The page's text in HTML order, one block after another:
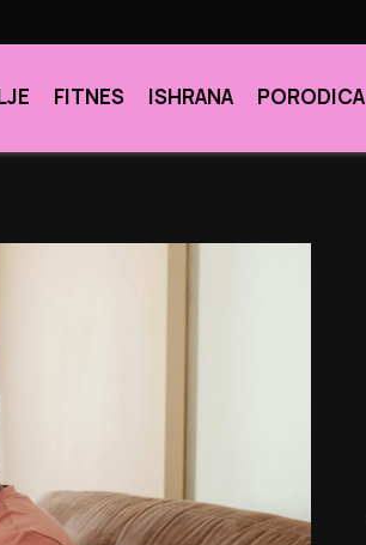
FITNES ISHRANA PORODICA